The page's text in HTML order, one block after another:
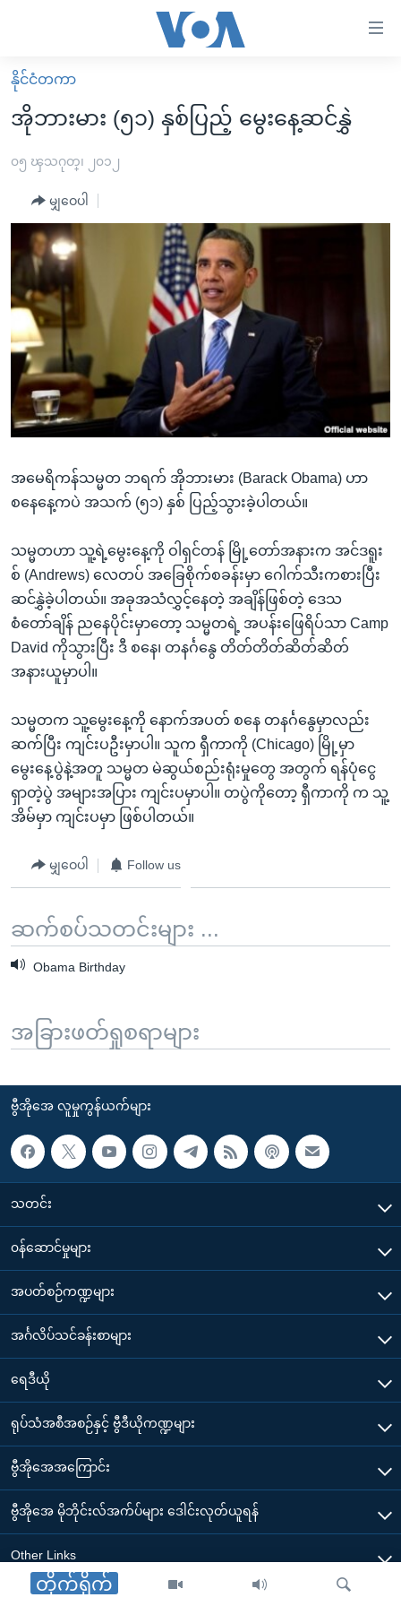
လွယ်ကူ
စေ
Link
များ
အကြောင်းအရာ
ကျော်
ကြည့်
ရန်
ပင်မ
အ
ညွန်း
သို့
ကျော်
ရန်
ရှာဖွေ
ရန်
နေရာ
သို့
ကျော်
မူလစာမျက်နှာ
မြန်မာ
ကမ္ဘာ့သတင်းများ
နိုင်ငံတကာ
အမေရိကန်
တရုတ်
အစ္စရေး-ပါလက်စတိုင်း
သတင်းလွတ်လပ်ခွင့်
ရပ်ဝန်းတခု လမ်းတခု အလွန်
အင်္ဂလိပ်စာလေ့လာမယ်
အမေရိကန်သုံးအီဒီယံ
မကြေးမုံရဲ့ အင်္ဂလိပ်စာ
ရုပ်ရှင်ထဲက အင်္ဂလိပ်စာ
သုတပဒေသာ အင်္ဂလိပ်စာ
အပတ်စဉ်ကဏ္ဍများ
ရေဒီယို
တီဗွီ
ရေဒီယိုနှင့်ရုပ်သံ အချက်အလက်များ
ရေဒီယို/တီဗွီအစီအစဉ်
Learning English
ဗွီအိုအေ လူမှုကွန်ယက်များ
ဘာသာစကားများ
တိုက်ရိုက်
နိုင်ငံတကာ
အိုဘားမား (၅၁) နှစ်ပြည့် မွေးနေ့ဆင်နွှဲ
၀၅ ၾသဂုတ္၊ ၂၀၁၂
မျှဝေပါ
အမေရိကန်သမ္မတ ဘရက် အိုဘားမား (Barack Obama) ဟာ
စနေနေ့ကပဲ အသက် (၅၁) နှစ် ပြည့်သွားခဲ့ပါတယ်။
သမ္မတဟာ သူ့ရဲ့မွေးနေ့ကို ဝါရှင်တန် မြို့တော်အနားက အင်ဒရူး
စ် (Andrews) လေတပ် အခြေစိုက်စခန်းမှာ ဂေါက်သီးကစားပြီး
ဆင်နွှဲခဲ့ပါတယ်။ အခုအသံလွှင့်နေတဲ့ အချိန်ဖြစ်တဲ့ ဒေသ
စံတော်ချိန် ညနေပိုင်းမှာတော့ သမ္မတရဲ့ အပန်းဖြေရိပ်သာ Camp
David ကိုသွားပြီး ဒီ စနေ၊ တနင်္ဂနွေ တိတ်တိတ်ဆိတ်ဆိတ်
အနားယူမှာပါ။
သမ္မတက သူ့မွေးနေ့ကို နောက်အပတ် စနေ တနင်္ဂနွေမှာလည်း
ဆက်ပြီး ကျင်းပဦးမှာပါ။ သူက ရှီကာကို (Chicago) မြို့မှာ
မွေးနေ့ပွဲနဲ့အတူ သမ္မတ မဲဆွယ်စည်းရုံးမှုတွေ အတွက် ရန်ပုံငွေ
ရှာတဲ့ပွဲ အများအပြား ကျင်းပမှာပါ။ တပွဲကိုတော့ ရှီကာကို က သူ့
အိမ်မှာ ကျင်းပမှာ ဖြစ်ပါတယ်။
မျှဝေပါ Follow us
ဆက်စပ်သတင်းများ ...
Obama Birthday
အခြားဖတ်ရှုစရာများ
ဗွီအိုအေ လူမှုကွန်ယက်များ
သတင်း
၀န်ဆောင်မှုများ
အပတ်စဉ်ကဏ္ဍများ
အင်္ဂလိပ်သင်ခန်းစာများ
ရေဒီယို
ရုပ်သံအစီအစဉ်နှင့် ဗွီဒီယိုကဏ္ဍများ
ဗွီအိုအေအကြောင်း
ဗွီအိုအေ မိုဘိုင်းလ်အက်ပ်များ ဒေါင်းလုတ်ယူရန်
Other Links